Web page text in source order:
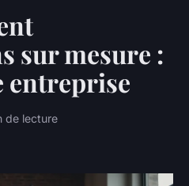
sur mesure :
entreprise
de lecture